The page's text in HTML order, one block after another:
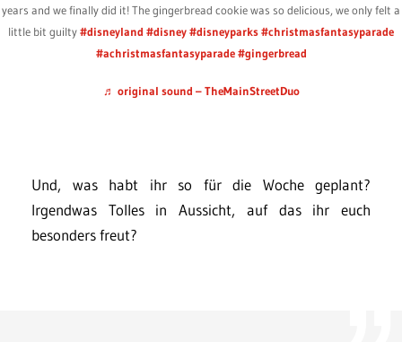
years and we finally did it! The gingerbread cookie was so delicious, we only felt a
little bit guilty#disneyland #disney#disneyparks#christmasfantasyparade
#achristmasfantasyparade #gingerbread
♬ original sound – TheMainStreetDuo
Und, was habt ihr so für die Woche geplant?
Irgendwas Tolles in Aussicht, auf das ihr euch
besonders freut?